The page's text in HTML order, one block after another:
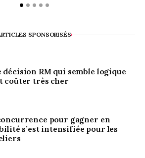
SPONSORISÉS
décision RM qui semble logique
coûter très cher
pour gagner en
s’est intensifiée pour les